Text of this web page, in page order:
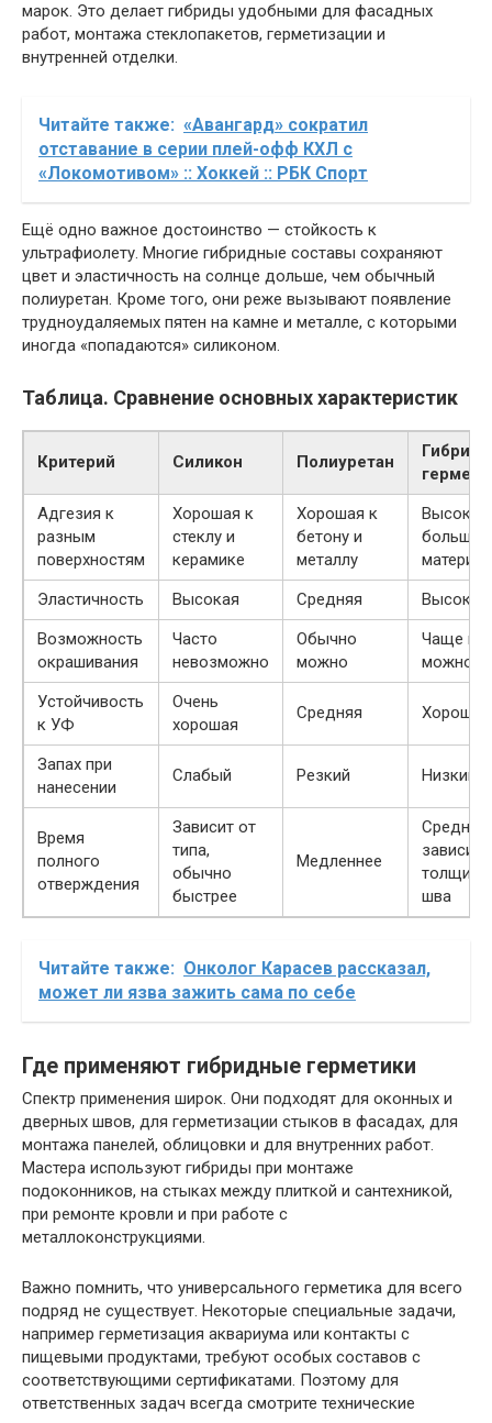
марок. Это делает гибриды удобными для фасадных
работ, монтажа стеклопакетов, герметизации и
внутренней отделки.
Читайте также: «Авангард» сократил
отставание в серии плей-офф КХЛ с
«Локомотивом» :: Хоккей :: РБК Спорт
Ещё одно важное достоинство — стойкость к
ультрафиолету. Многие гибридные составы сохраняют
цвет и эластичность на солнце дольше, чем обычный
полиуретан. Кроме того, они реже вызывают появление
трудноудаляемых пятен на камне и металле, с которыми
иногда «попадаются» силиконом.
Таблица. Сравнение основных характеристик
Критерий Силикон Полиуретан
Адгезия к
разным
поверхностям
Хорошая к
стеклу и
керамике
Хорошая к
бетону и
металлу
Высокая
Эластичность
Высокая Средняя
Высокая
Возможность
окрашивания
Часто
невозможно
Обычно
можно
Чаще
можно
Устойчивость
к УФ
Очень
хорошая
Средняя Хорошая
Запах при
нанесении
Слабый Резкий Низкий
Время
полного
отверждения
Зависит от
типа,
обычно
быстрее
Медленнее
Среднее,
зависит
толщины
шва
Читайте также: Онколог Карасев рассказал,
может ли язва зажить сама по себе
Где применяют гибридные герметики
Спектр применения широк. Они подходят для оконных и
дверных швов, для герметизации стыков в фасадах, для
монтажа панелей, облицовки и для внутренних работ.
Мастера используют гибриды при монтаже
подоконников, на стыках между плиткой и сантехникой,
при ремонте кровли и при работе с
металлоконструкциями.
Важно помнить, что универсального герметика для всего
подряд не существует. Некоторые специальные задачи,
например герметизация аквариума или контакты с
пищевыми продуктами, требуют особых составов с
соответствующими сертификатами. Поэтому для
ответственных задач всегда смотрите технические